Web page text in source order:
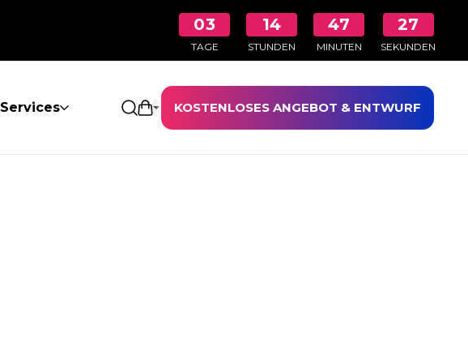
03
TAGE
14
STUNDEN
47
MINUTEN
27
SEKUNDEN
Services Einkaufswagen öffnen
KOSTENLOSES ANGEBOT & ENTWURF